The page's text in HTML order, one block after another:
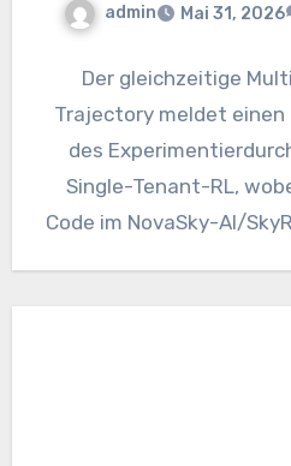
admin Mai 31, 2026
Der gleichzeitige
Trajectory meldet
des
Single-Tenant-RL,
Code im NovaSky-AI/